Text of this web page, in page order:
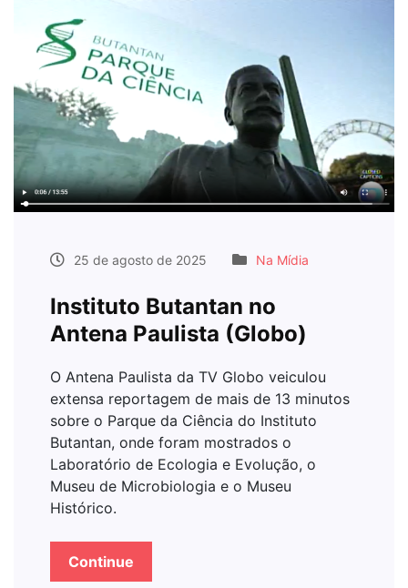
25 de agosto de 2025 Na Mídia
Instituto Butantan no
Antena Paulista (Globo)
O Antena Paulista da TV Globo veiculou
extensa reportagem de mais de 13 minutos
sobre o Parque da Ciência do Instituto
Butantan, onde foram mostrados o
Laboratório de Ecologia e Evolução, o
Museu de Microbiologia e o Museu
Histórico.
Continue